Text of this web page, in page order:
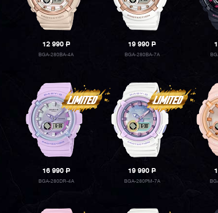
12 990P
BGA-280BA-4A
19 990P
BGA-280BA-7A
16 990P
BGA-280DR-4A
19 990P
BGA-280PM-7A